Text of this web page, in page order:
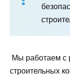
Мы работаем с
строительных